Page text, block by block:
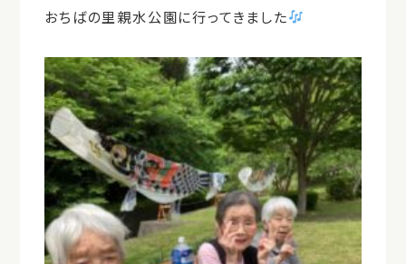
おちばの里親水公園に行ってきました